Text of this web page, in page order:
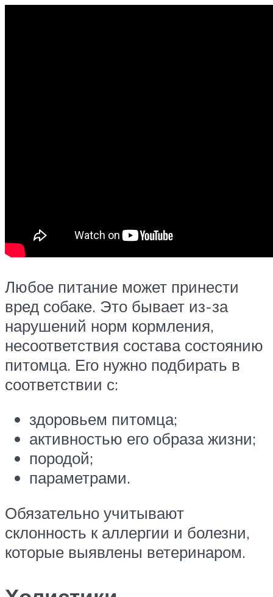
Любое питание может принести
вред собаке. Это бывает из-за
нарушений норм кормления,
несоответствия состава состоянию
питомца. Его нужно подбирать в
соответствии с:
здоровьем питомца;
активностью его образа жизни;
породой;
параметрами.
Обязательно учитывают
склонность к аллергии и болезни,
которые выявлены ветеринаром.